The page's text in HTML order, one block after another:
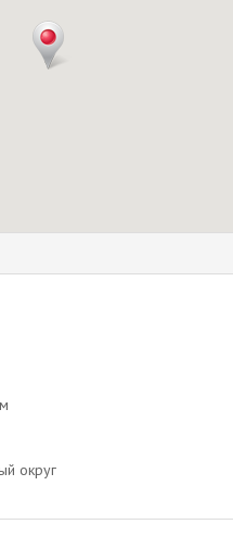
округ